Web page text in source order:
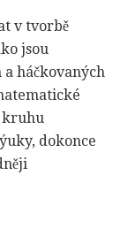
v tvorbě
jsou
háčkovaných
kruhu
dokonce